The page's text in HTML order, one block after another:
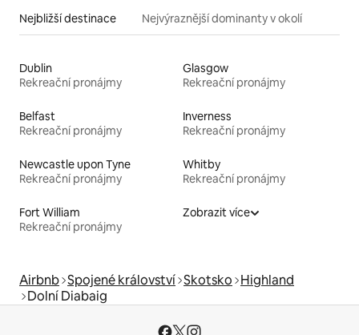
Nejbližší destinace Nejvýraznější dominanty v okolí
Dublin
Rekreační pronájmy
Glasgow
Rekreační pronájmy
Belfast
Rekreační pronájmy
Inverness
Rekreační pronájmy
Newcastle upon Tyne
Rekreační pronájmy
Whitby
Rekreační pronájmy
Fort William
Rekreační pronájmy
Zobrazit více
Airbnb Spojené království Skotsko Highland
Dolní Diabaig